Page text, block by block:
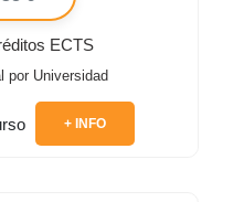
ECTS
por Universidad
+ INFO